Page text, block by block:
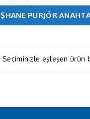
PURJÖR
Seçiminizle eşleşen ürün